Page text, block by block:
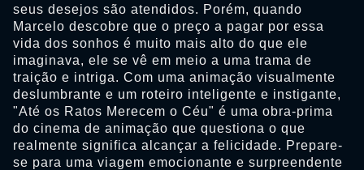
seus desejos são atendidos. Porém, quando
Marcelo descobre que o preço a pagar por essa
vida dos sonhos é muito mais alto do que ele
imaginava, ele se vê em meio a uma trama de
traição e intriga. Com uma animação visualmente
deslumbrante e um roteiro inteligente e instigante,
"Até os Ratos Merecem o Céu" é uma obra-prima
do cinema de animação que questiona o que
realmente significa alcançar a felicidade. Prepare-
se para uma viagem emocionante e surpreendente